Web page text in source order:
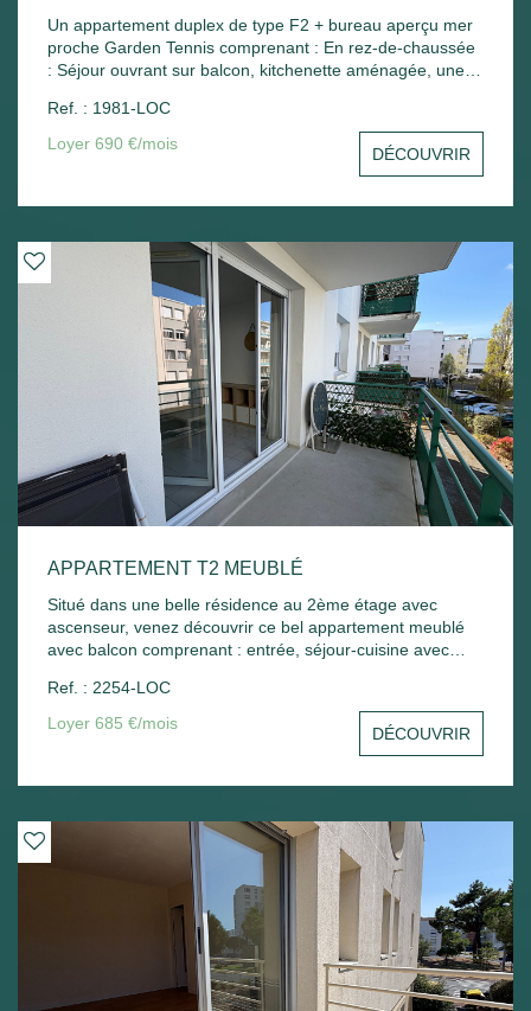
Un appartement duplex de type F2 + bureau aperçu mer
proche Garden Tennis comprenant : En rez-de-chaussée
: Séjour ouvrant sur balcon, kitchenette aménagée, une
avec placard, une chambre mansardée, salle de bains
avec placard. Place de parking - Chauffage électrique.
Ref. : 1981-LOC
Loyer 690 €/mois
DÉCOUVRIR
APPARTEMENT T2 MEUBLÉ
Situé dans une belle résidence au 2ème étage avec
ascenseur, venez découvrir ce bel appartement meublé
avec balcon comprenant : entrée, séjour-cuisine avec
Chauffage électrique. Libre de suite
Ref. : 2254-LOC
Loyer 685 €/mois
DÉCOUVRIR